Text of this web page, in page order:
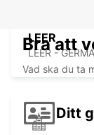
LEER
LEER -
Bra att
Vad ska du ta
Ditt